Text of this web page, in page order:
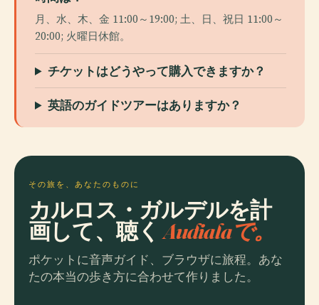
月、水、木、金 11:00～19:00; 土、日、祝日 11:00～
20:00; 火曜日休館。
チケットはどうやって購入できますか？
英語のガイドツアーはありますか？
その旅を、あなたのものに
カルロス・ガルデルを計
画して、聴くAudialaで。
ポケットに音声ガイド、ブラウザに旅程。あな
たの本当の歩き方に合わせて作りました。